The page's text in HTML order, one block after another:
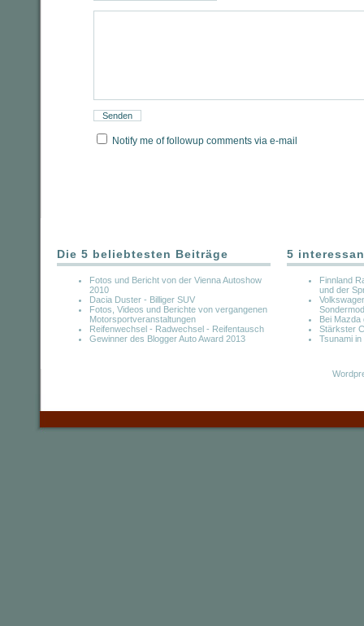
Notify me of followup comments via e-mail
Die 5 beliebtesten Beiträge
Fotos und Bericht von der Vienna Autoshow
2010
Dacia Duster - Billiger SUV
Fotos, Videos und Berichte von vergangenen
Motorsportveranstaltungen
Reifenwechsel - Radwechsel - Reifentausch
Gewinner des Blogger Auto Award 2013
5
Finnland
und der
Bei
Stärkster
Tsunami